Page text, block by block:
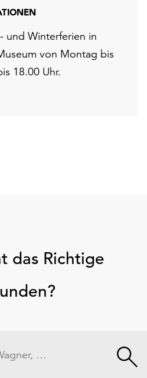
und Winterferien in
von Montag bis
18.00 Uhr.
das Richtige